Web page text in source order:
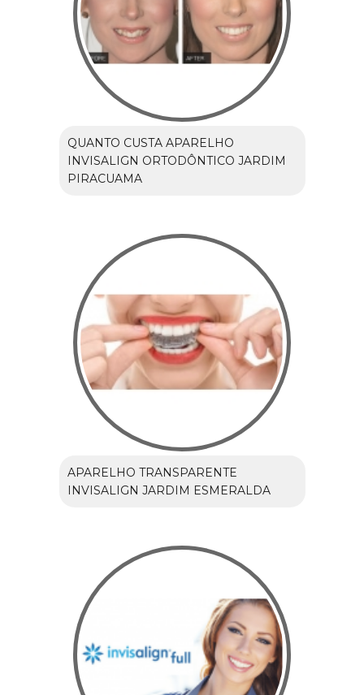
QUANTO CUSTA APARELHO
INVISALIGN ORTODÔNTICO JARDIM
PIRACUAMA
APARELHO TRANSPARENTE
INVISALIGN JARDIM ESMERALDA